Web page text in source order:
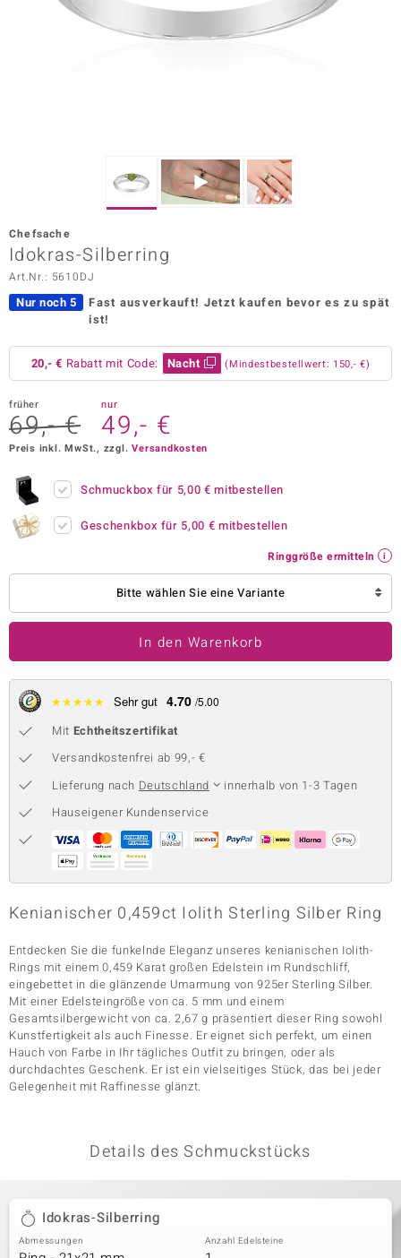
Vogue
Paraíso
Collection
BY DE MELO
Collection
Classics
Chefsache
Idokras-Silberring
Art.Nr.: 5610DJ
Nur noch 5 Fast ausverkauft! Jetzt kaufen bevor es zu spät
ist!
20,- € Rabatt mit Code: Nacht (Mindestbestellwert: 150,- €)
früher
69,- €
nur
49,- €
Preis inkl. MwSt., zzgl.Versandkosten
Schmuckbox für 5,00 € mitbestellen
Geschenkbox für 5,00 € mitbestellen
Ringgröße ermitteln
Bitte wählen Sie eine Variante
In den Warenkorb
★★★★★ Sehr gut 4.70 /5.00
Mit Echtheitszertifikat
Versandkostenfrei ab 99,- €
Lieferung nach Deutschland
innerhalb von 1-3 Tagen
Hauseigener Kundenservice
Kenianischer 0,459ct Iolith Sterling Silber Ring
Entdecken Sie die funkelnde Eleganz unseres kenianischen Iolith-
Rings mit einem 0,459 Karat großen Edelstein im Rundschliff,
eingebettet in die glänzende Umarmung von 925er Sterling Silber.
Mit einer Edelsteingröße von ca. 5 mm und einem
Gesamtsilbergewicht von ca. 2,67 g präsentiert dieser Ring sowohl
Kunstfertigkeit als auch Finesse. Er eignet sich perfekt, um einen
Hauch von Farbe in Ihr tägliches Outfit zu bringen, oder als
durchdachtes Geschenk. Er ist ein vielseitiges Stück, das bei jeder
Gelegenheit mit Raffinesse glänzt.
Details des Schmuckstücks
Idokras-Silberring
Abmessungen Anzahl Edelsteine